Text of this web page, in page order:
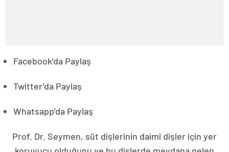
Facebook’da Paylaş
Twitter’da Paylaş
Whatsapp’da Paylaş
Prof. Dr. Seymen, süt dişlerinin daimî dişler için yer